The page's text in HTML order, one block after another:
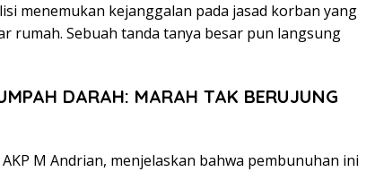
menemukan kejanggalan pada jasad korban yang
rumah. Sebuah tanda tanya besar pun langsung
DARAH: MARAH TAK BERUJUNG
M Andrian, menjelaskan bahwa pembunuhan ini